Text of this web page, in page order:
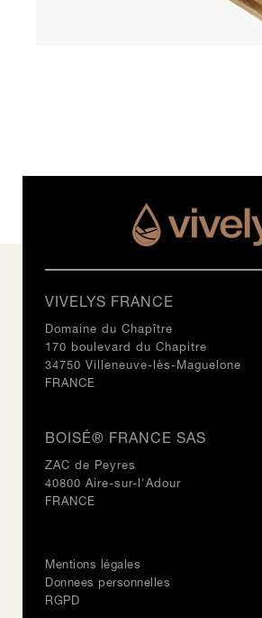
VIVELYS FRANCE
Domaine du Chapître
170 boulevard du Chapitre
34750 Villeneuve-lès-Maguelone
FRANCE
BOISÉ® FRANCE SAS
ZAC de Peyres
40800 Aire-sur-l'Adour
FRANCE
Mentions légales
Donnees personnelles
RGPD